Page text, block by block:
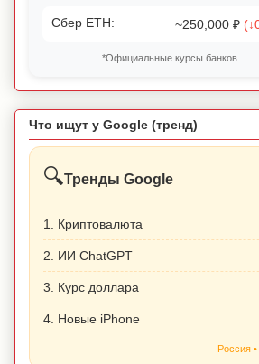
Сбер ETH: ~250,000 ₽
*Официальные курсы банков
Что ищут у Google (тренд)
🔍Тренды Google
1. Криптовалюта
2. ИИ ChatGPT
3. Курс доллара
4. Новые iPhone
Россия